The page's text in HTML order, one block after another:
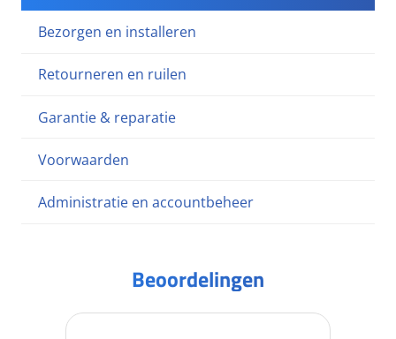
Bezorgen en installeren
Retourneren en ruilen
Garantie & reparatie
Voorwaarden
Administratie en accountbeheer
Beoordelingen